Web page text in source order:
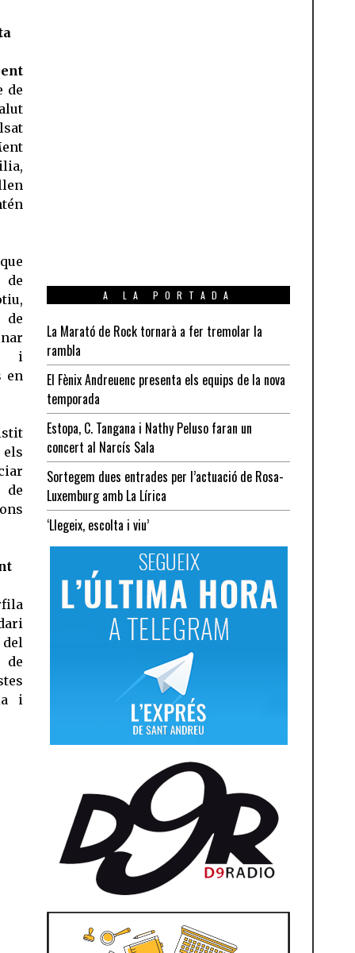
de
de
de
i
en
de
de
i
A LA PORTADA
La Marató de Rock tornarà a fer tremolar la
rambla
El Fènix Andreuenc presenta els equips de la nova
temporada
Estopa, C. Tangana i Nathy Peluso faran un
concert al Narcís Sala
Sortegem dues entrades per l’actuació de Rosa-
Luxemburg amb La Lírica
‘Llegeix, escolta i viu’